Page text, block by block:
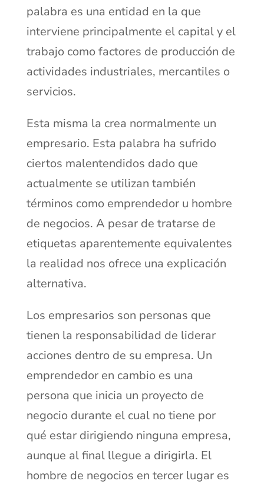
palabra es una entidad en la que
interviene principalmente el capital y el
trabajo como factores de producción de
actividades industriales, mercantiles o
servicios.
Esta misma la crea normalmente un
empresario. Esta palabra ha sufrido
ciertos malentendidos dado que
actualmente se utilizan también
términos como emprendedor u hombre
de negocios. A pesar de tratarse de
etiquetas aparentemente equivalentes
la realidad nos ofrece una explicación
alternativa.
Los empresarios son personas que
tienen la responsabilidad de liderar
acciones dentro de su empresa. Un
emprendedor en cambio es una
persona que inicia un proyecto de
negocio durante el cual no tiene por
qué estar dirigiendo ninguna empresa,
aunque al final llegue a dirigirla. El
hombre de negocios en tercer lugar es